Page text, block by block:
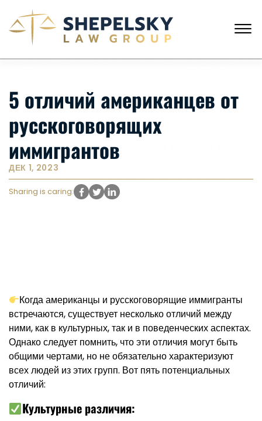
☰
НАША КОМАНДА
УСЛУГИ
ИСТОРИИ КЛИЕНТОВ
НОВОСТИ
КОНТАКТЫ
5 отличий американцев от
русскоговорящих
иммигрантов
ДЕК 1, 2023
Sharing is caring:
Когда американцы и русскоговорящие иммигранты
встречаются, существует несколько отличий между
ними, как в культурных, так и в поведенческих аспектах.
Однако следует помнить, что эти отличия могут быть
общими чертами, но не обязательно характеризуют
всех людей из этих групп. Вот пять потенциальных
отличий:
Культурные различия: